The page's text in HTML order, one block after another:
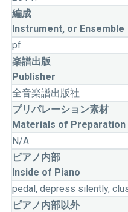
編成
Instrument, or Ensemble
pf
楽譜出版
Publisher
全音楽譜出版社
プリパレーション素材
Materials of Preparation
N/A
ピアノ内部
Inside of Piano
pedal, depress silently,
ピアノ内部以外